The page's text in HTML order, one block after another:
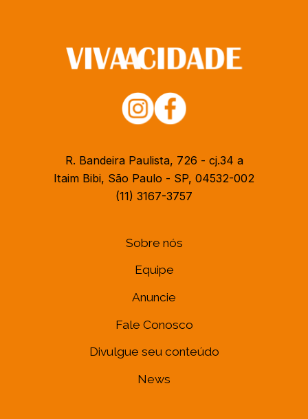
R. Bandeira Paulista, 726 - cj.34 a
Itaim Bibi, São Paulo - SP, 04532-002
(11) 3167-3757
Sobre nós
Equipe
Anuncie
Fale Conosco
Divulgue seu conteúdo
News